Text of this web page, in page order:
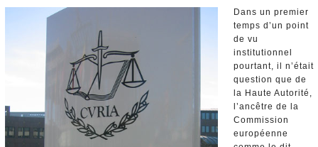
Dans un premier
temps d’un point
de vu
institutionnel
pourtant, il n’était
question que de
la Haute Autorité,
l’ancêtre de la
Commission
européenne